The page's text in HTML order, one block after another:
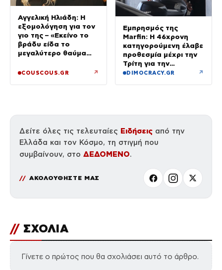
Αγγελική Ηλιάδη: Η
εξομολόγηση για τον
γιο της – «Εκείνο το
βράδυ είδα το
μεγαλύτερο θαύμα
COUSCOUS.GR ↗
Εμπρησμός της
Marfin: Η 46χρονη
κατηγορούμενη έλαβε
προθεσμία μέχρι την
Τρίτη για την
απολογία της
DIMOCRACY.GR ↗
Δείτε όλες τις τελευταίες Ειδήσεις από την
Ελλάδα και τον Κόσμο, τη στιγμή που
συμβαίνουν, στο ΔΕΔΟΜΕΝΟ.
ΑΚΟΛΟΥΘΗΣΤΕ ΜΑΣ
// ΣΧΟΛΙΑ
Γίνετε ο πρώτος που θα σχολιάσει αυτό το άρθρο.